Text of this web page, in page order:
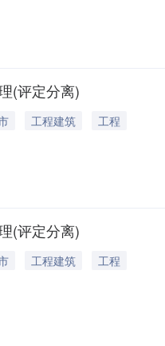
(评定分离)
工程建筑
工程
(评定分离)
工程建筑
工程